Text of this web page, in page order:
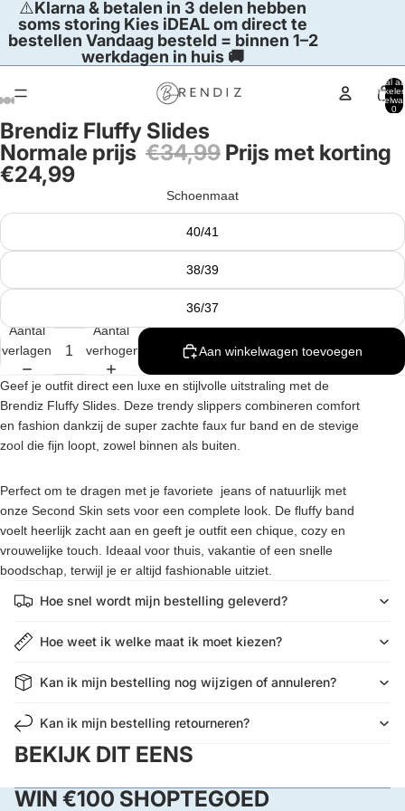
⚠️Klarna & betalen in 3 delen hebben
soms storing Kies iDEAL om direct te
bestellen Vandaag besteld = binnen 1–2
werkdagen in huis 🚚
Totaal
0
Afbeelding
openen
in
volledig
scherm
Afbeelding
openen
in
volledig
scherm
Afbeelding
openen
in
volledig
scherm
Afbeelding
openen
in
volledig
scherm
Afbeelding
openen
in
volledig
scherm
Afbeelding
openen
in
volledig
scherm
Afbeelding
openen
in
volledig
scherm
Brendiz Fluffy Slides
Normale prijs €34,99 Prijs met korting
€24,99
Schoenmaat
40/41
38/39
36/37
Aantal
verlagen
Aantal
verhogen
Aan winkelwagen toevoegen
Geef je outfit direct een luxe en stijlvolle uitstraling met de
Brendiz Fluffy Slides. Deze trendy slippers combineren comfort
en fashion dankzij de super zachte faux fur band en de stevige
zool die fijn loopt, zowel binnen als buiten.
Perfect om te dragen met je favoriete jeans of natuurlijk met
onze Second Skin sets voor een complete look. De fluffy band
voelt heerlijk zacht aan en geeft je outfit een chique, cozy en
vrouwelijke touch . Ideaal voor thuis, vakantie of een snelle
boodschap, terwijl je er altijd fashionable uitziet.
Hoe snel wordt mijn bestelling geleverd?
Hoe weet ik welke maat ik moet kiezen?
Kan ik mijn bestelling nog wijzigen of annuleren?
Kan ik mijn bestelling retourneren?
BEKIJK DIT EENS
WIN €100 SHOPTEGOED
Terugbetalingsbeleid